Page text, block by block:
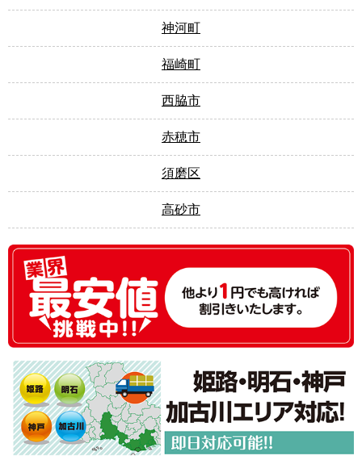
神河町
福崎町
西脇市
赤穂市
須磨区
高砂市